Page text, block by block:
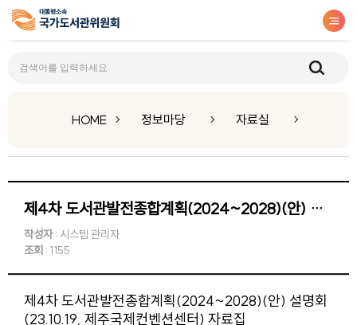
HOME 정보마당 자료실
제4차 도서관발전종합계획(2024~2028)(안) 설명회(23.10.19, 제주국제컨벤션센터) 자료집
작성자: 시스템 관리자
조회 : 1155
제4차 도서관발전종합계획(2024~2028)(안) 설명회
(23.10.19, 제주국제컨벤션센터) 자료집